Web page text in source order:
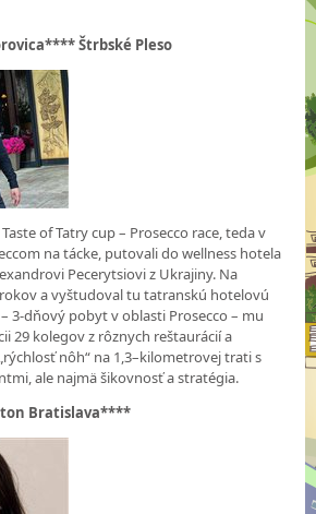
Štrbské Pleso
of Tatry cup – Prosecco race, teda v
na tácke, putovali do wellness hotela
Pecerytsiovi z Ukrajiny. Na
a vyštudoval tu tatranskú hotelovú
3-dňový pobyt v oblasti Prosecco – mu
29 kolegov z rôznych reštaurácií a
nôh“ na 1,3–kilometrovej trati s
ale najmä šikovnosť a stratégia.
Bratislava****